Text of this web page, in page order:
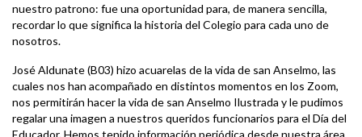
nuestro patrono: fue una oportunidad para, de manera sencilla,
recordar lo que significa la historia del Colegio para cada uno de
nosotros.
José Aldunate (B03) hizo acuarelas de la vida de san Anselmo, las
cuales nos han acompañado en distintos momentos en los Zoom,
nos permitirán hacer la vida de san Anselmo Ilustrada y le pudimos
regalar una imagen a nuestros queridos funcionarios para el Día del
Educador. Hemos tenido información periódica desde nuestra área